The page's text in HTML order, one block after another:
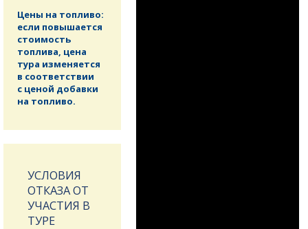
Цены на топливо:
если повышается
стоимость
топлива, цена
тура изменяется
в соответствии
с ценой добавки
на топливо.
УСЛОВИЯ
ОТКАЗА ОТ
УЧАСТИЯ В
ТУРЕ